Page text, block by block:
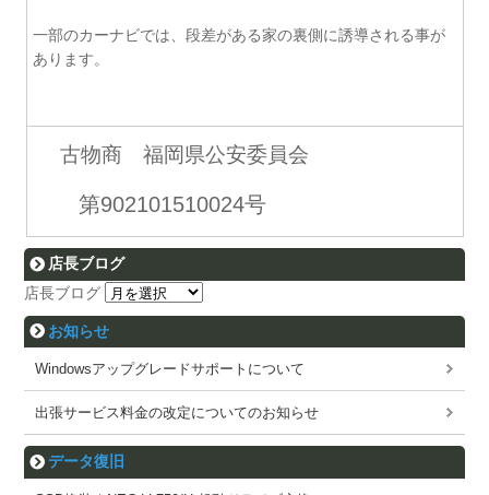
一部のカーナビでは、段差がある家の裏側に誘導される事が
あります。
古物商 福岡県公安委員会
第902101510024号
店長ブログ
店長ブログ
お知らせ
Windowsアップグレードサポートについて
出張サービス料金の改定についてのお知らせ
データ復旧